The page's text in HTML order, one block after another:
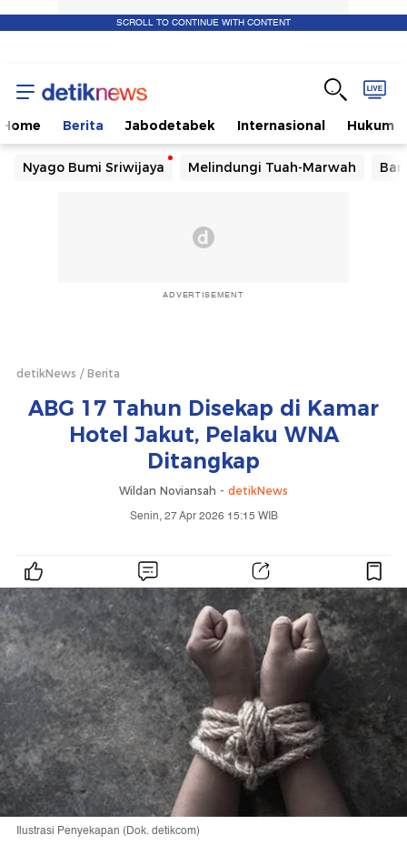
SCROLL TO CONTINUE WITH CONTENT
Home Berita Jabodetabek Internasional Hukum
Nyago Bumi Sriwijaya Melindungi Tuah-Marwah
ADVERTISEMENT
detikNews Berita
ABG 17 Tahun Disekap di Kamar
Hotel Jakut, Pelaku WNA
Ditangkap
Wildan Noviansah - detikNews
Senin, 27 Apr 2026 15:15 WIB
Ilustrasi Penyekapan (Dok. detikcom)